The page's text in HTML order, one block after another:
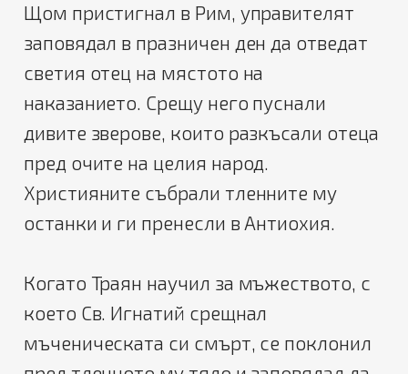
Щом пристигнал в Рим, управителят
заповядал в празничен ден да отведат
светия отец на мястото на
наказанието. Срещу него пуснали
дивите зверове, които разкъсали отеца
пред очите на целия народ.
Християните събрали тленните му
останки и ги пренесли в Антиохия.
Когато Траян научил за мъжеството, с
което Св. Игнатий срещнал
мъченическата си смърт, се поклонил